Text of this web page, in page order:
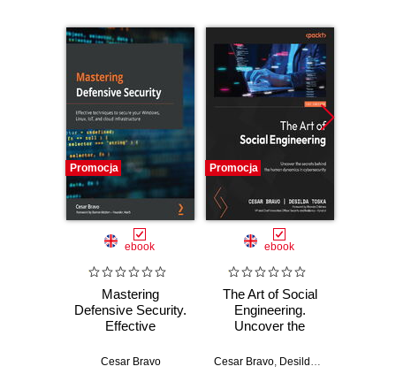
Promocja
ebook
Mastering
Defensive Security.
Effective
secure your
Cesar Bravo
Promocja
ebook
The Art of Social
Engineering.
Uncover the
human dynamics
Cesar Bravo, Desilda Toska